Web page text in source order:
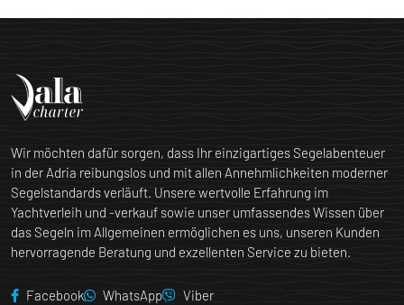
Wir möchten dafür sorgen, dass Ihr einzigartiges Segelabenteuer
in der Adria reibungslos und mit allen Annehmlichkeiten moderner
Segelstandards verläuft. Unsere wertvolle Erfahrung im
Yachtverleih und -verkauf sowie unser umfassendes Wissen über
das Segeln im Allgemeinen ermöglichen es uns, unseren Kunden
hervorragende Beratung und exzellenten Service zu bieten.
Facebook WhatsApp Viber